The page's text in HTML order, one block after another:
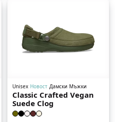
Unisex Новост Дамски Мъжки
Classic Crafted Vegan
Suede Clog